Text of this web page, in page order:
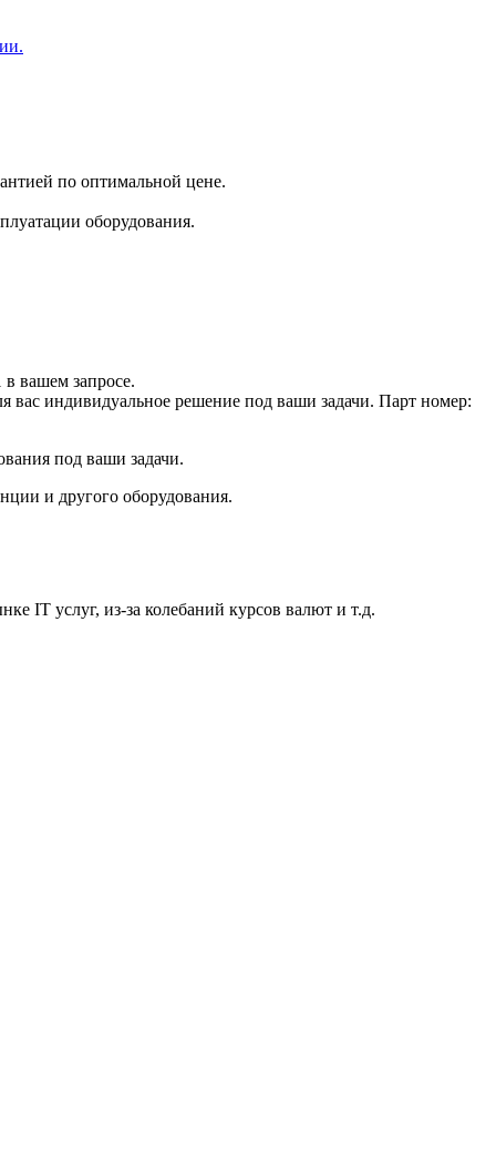
по оптимальной цене.
оборудования.
вашем запросе.
вас индивидуальное решение под ваши задачи. Парт номер:
под ваши задачи.
и другого оборудования.
IT услуг, из-за колебаний курсов валют и т.д.